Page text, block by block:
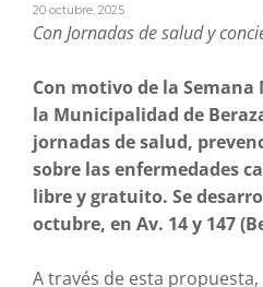
20 octubre, 2025
Con Jornadas de salud y
Con motivo de la
la Municipalidad de
jornadas de salud,
sobre las enfermedades
libre y gratuito. Se
octubre, en Av. 14 y 147
A través de esta